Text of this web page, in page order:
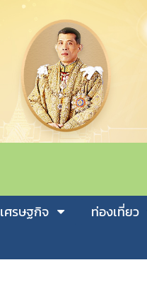
เศรษฐกิจ
ท่องเที่ยว